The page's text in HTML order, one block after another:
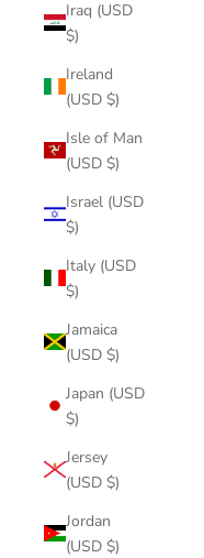
Iraq (USD
$)
Ireland
(USD $)
Isle of Man
(USD $)
Israel (USD
$)
Italy (USD
$)
Jamaica
(USD $)
Japan (USD
$)
Jersey
(USD $)
Jordan
(USD $)